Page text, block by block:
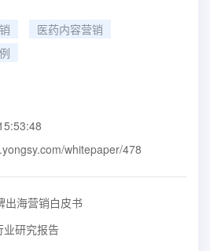
医药内容营销
whitepaper/478
出海营销白皮书
业研究报告